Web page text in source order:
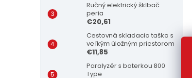
Ručný elektrický šklbač
peria
€20,61
Cestovná skladacia taška s
veľkým úložným priestorom
€11,85
Paralyzér s baterkou 800
Type